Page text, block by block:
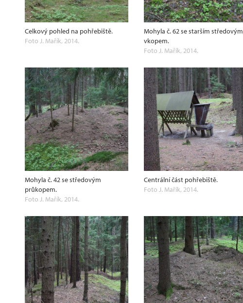
Celkový pohled na pohřebiště.
Foto J. Mařík, 2014.
Mohyla č. 62 se starším středovým
vkopem.
Foto J. Mařík, 2014.
Mohyla č. 42 se středovým
průkopem.
Foto J. Mařík, 2014.
Centrální část pohřebiště.
Foto J. Mařík, 2014.